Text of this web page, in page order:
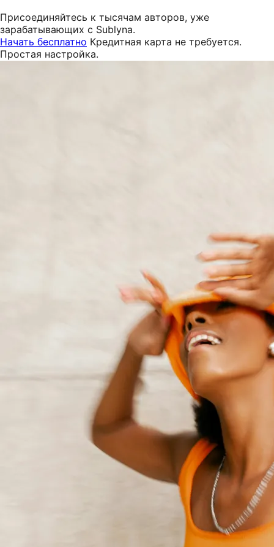
Присоединяйтесь к тысячам авторов, уже
зарабатывающих с Sublyna.
Начать бесплатно Кредитная карта не требуется.
Простая настройка.